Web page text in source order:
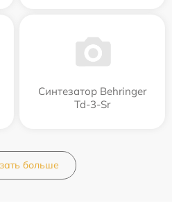
Синтезатор Behringer
Td-3-Sr
больше